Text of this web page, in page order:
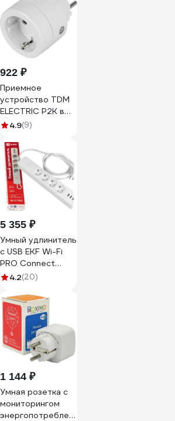
матовый a056422
922 ₽
Приемное
устройство TDM
ELECTRIC Р2К в
розетку - комп.
беспроводного
управления
нагрузкой
SQ1508-0212
4.9(9)
5 355 ₽
Умный удлинитель
c USB EKF Wi-Fi
PRO Connect
RCE-2-WF
4.2(20)
1 144 ₽
Умная розетка с
мониторингом
энергопотребления